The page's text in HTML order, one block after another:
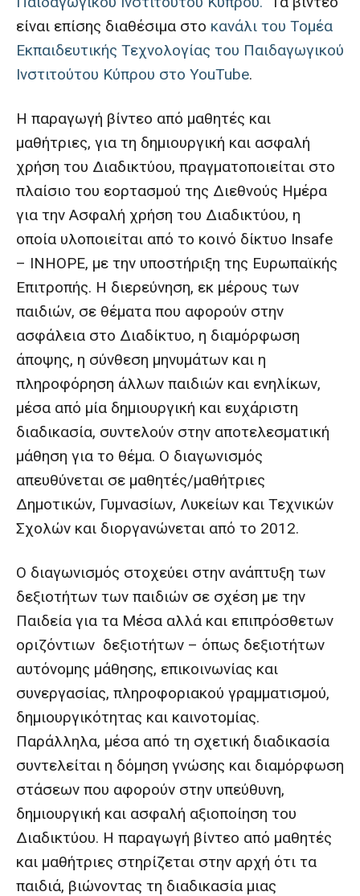
είναι επίσης διαθέσιμα στο κανάλι του Τομέα
Εκπαιδευτικής Τεχνολογίας του Παιδαγωγικού
Ινστιτούτου Κύπρου στο YouTube.
Η παραγωγή βίντεο από μαθητές και
μαθήτριες, για τη δημιουργική και ασφαλή
χρήση του Διαδικτύου, πραγματοποιείται στο
πλαίσιο του εορτασμού της Διεθνούς Ημέρα
για την Ασφαλή χρήση του Διαδικτύου, η
οποία υλοποιείται από το κοινό δίκτυο Insafe
– INHOPE, με την υποστήριξη της Ευρωπαϊκής
Επιτροπής. Η διερεύνηση, εκ μέρους των
παιδιών, σε θέματα που αφορούν στην
ασφάλεια στο Διαδίκτυο, η διαμόρφωση
άποψης, η σύνθεση μηνυμάτων και η
πληροφόρηση άλλων παιδιών και ενηλίκων,
μέσα από μία δημιουργική και ευχάριστη
διαδικασία, συντελούν στην αποτελεσματική
μάθηση για το θέμα. Ο διαγωνισμός
απευθύνεται σε μαθητές/μαθήτριες
Δημοτικών, Γυμνασίων, Λυκείων και Τεχνικών
Σχολών και διοργανώνεται από το 2012.
Ο διαγωνισμός στοχεύει στην ανάπτυξη των
δεξιοτήτων των παιδιών σε σχέση με την
Παιδεία για τα Μέσα αλλά και επιπρόσθετων
οριζόντιων δεξιοτήτων – όπως δεξιοτήτων
αυτόνομης μάθησης, επικοινωνίας και
συνεργασίας, πληροφοριακού γραμματισμού,
δημιουργικότητας και καινοτομίας.
Παράλληλα, μέσα από τη σχετική διαδικασία
συντελείται η δόμηση γνώσης και διαμόρφωση
στάσεων που αφορούν στην υπεύθυνη,
δημιουργική και ασφαλή αξιοποίηση του
Διαδικτύου. Η παραγωγή βίντεο από μαθητές
και μαθήτριες στηρίζεται στην αρχή ότι τα
παιδιά, βιώνοντας τη διαδικασία μιας